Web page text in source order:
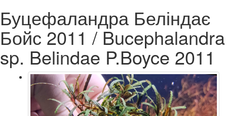
Буцефаландра Беліндає
Бойс 2011 / Bucephalandra
sp. Belindae P.Boyce 2011